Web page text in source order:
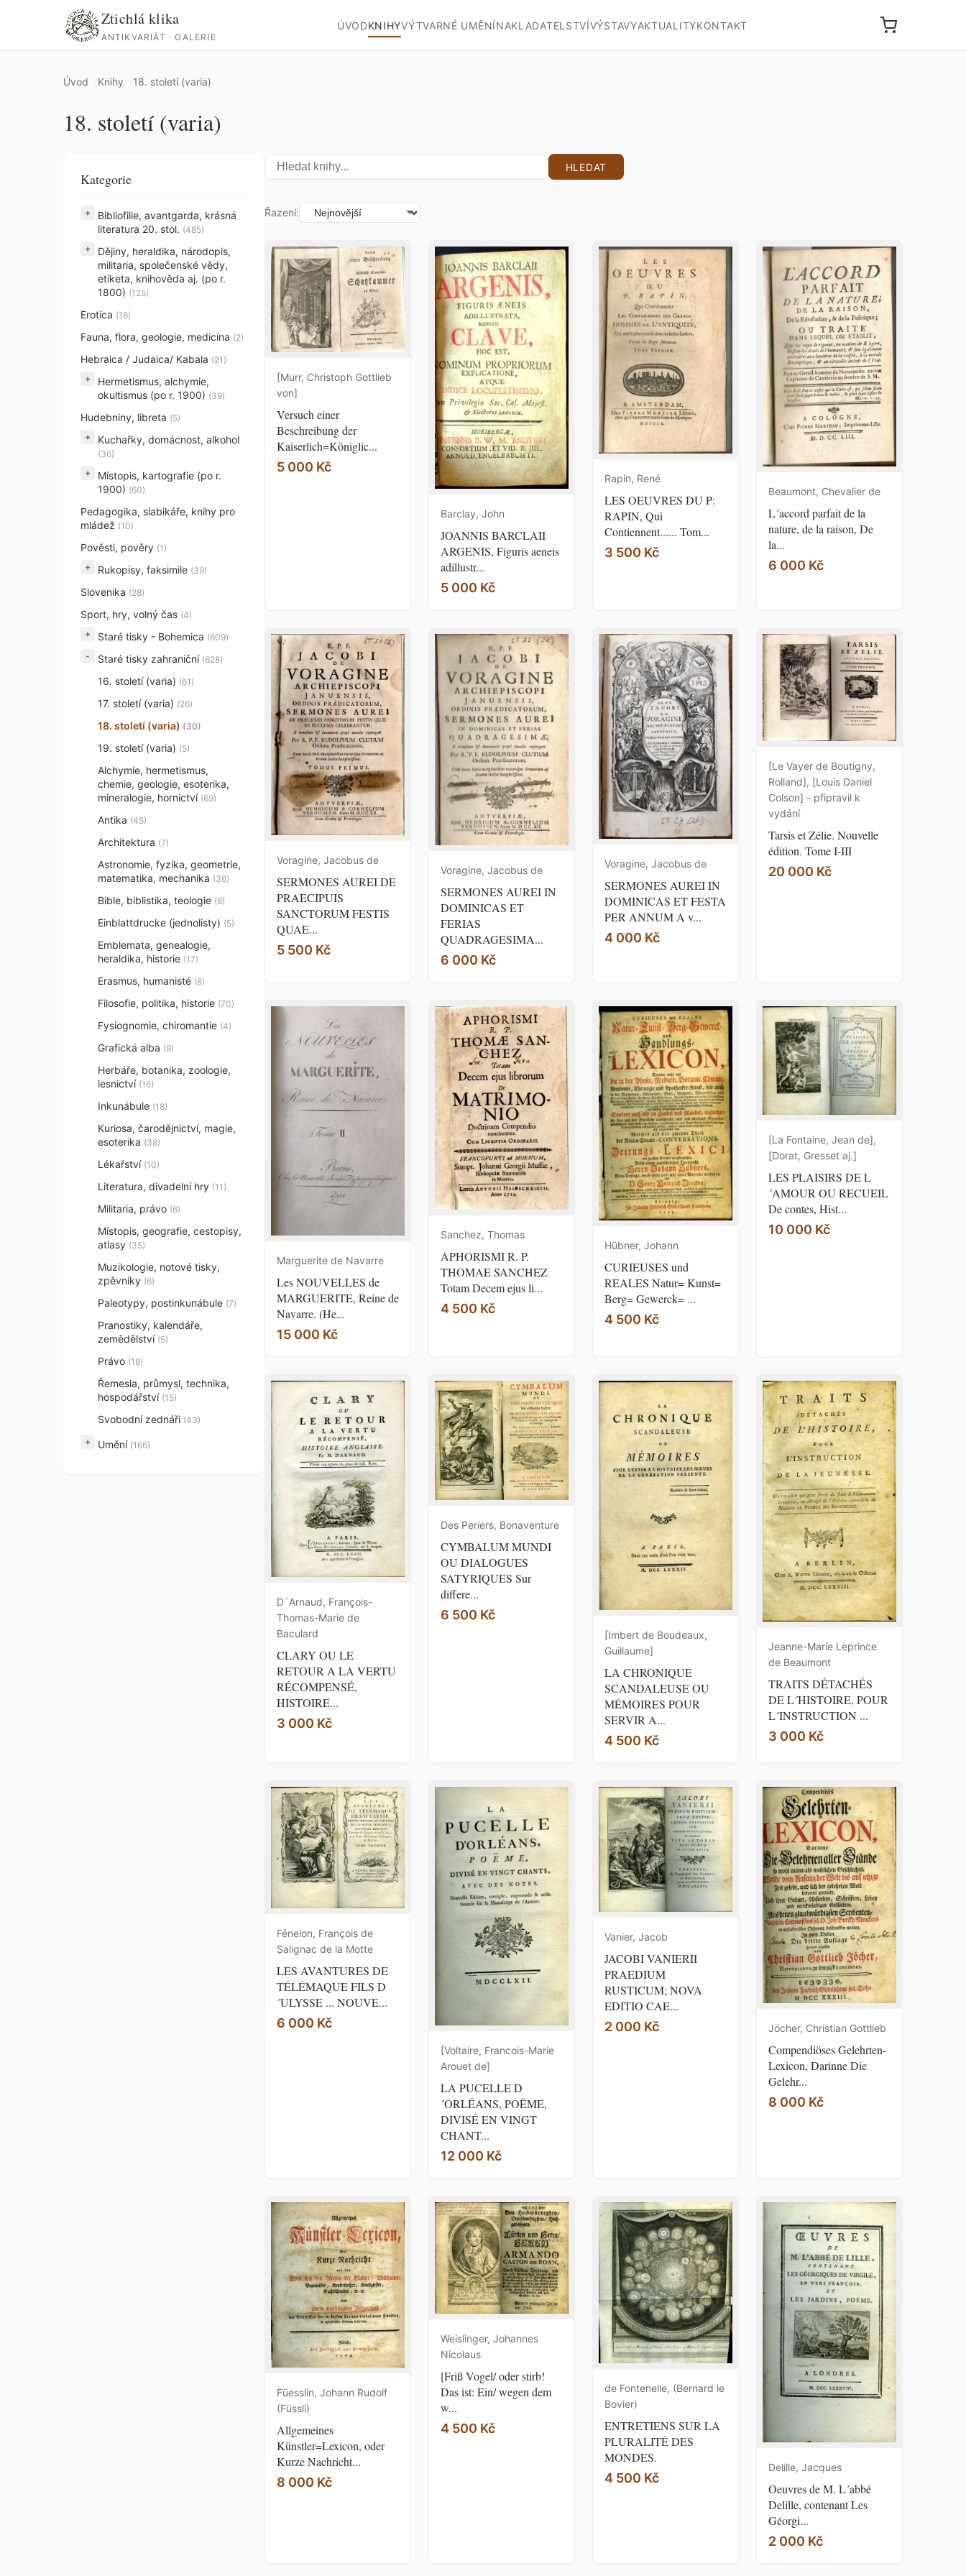
Ztichlá klika
ANTIKVARIÁT · GALERIE
ÚVODKNIHYVÝTVARNÉ UMĚNÍNAKLADATELSTVÍVÝSTAVYAKTUALITYKONTAKT
Úvod Knihy 18. století (varia)
18. století (varia)
Kategorie
+
Bibliofilie, avantgarda, krásná
literatura 20. stol. (485)
+
Dějiny, heraldika, národopis,
militaria, společenské vědy,
etiketa, knihověda aj. (po r.
1800) (125)
Erotica (16)
Fauna, flora, geologie, medicína (2)
Hebraica / Judaica/ Kabala (21)
+
Hermetismus, alchymie,
okultismus (po r. 1900) (39)
Hudebniny, libreta (5)
+
Kuchařky, domácnost, alkohol
(36)
+
Místopis, kartografie (po r.
1900) (60)
Pedagogika, slabikáře, knihy pro
mládež (10)
Pověsti, pověry (1)
+
Rukopisy, faksimile (39)
Slovenika (28)
Sport, hry, volný čas (4)
+
Staré tisky - Bohemica (609)
Staré tisky zahraniční (628)
16. století (varia) (61)
17. století (varia) (26)
18. století (varia) (30)
19. století (varia) (5)
Alchymie, hermetismus,
chemie, geologie, esoterika,
mineralogie, hornictví (69)
Antika (45)
Architektura (7)
Astronomie, fyzika, geometrie,
matematika, mechanika (36)
Bible, biblistika, teologie (8)
Einblattdrucke (jednolisty) (5)
Emblemata, genealogie,
heraldika, historie (17)
Erasmus, humanisté (8)
Filosofie, politika, historie (70)
Fysiognomie, chiromantie (4)
Grafická alba (9)
Herbáře, botanika, zoologie,
lesnictví (16)
Inkunábule (18)
Kuriosa, čarodějnictví, magie,
esoterika (38)
Lékařství (10)
Literatura, divadelní hry (11)
Militaria, právo (6)
Místopis, geografie, cestopisy,
atlasy (35)
Muzikologie, notové tisky,
zpěvníky (6)
Paleotypy, postinkunábule (7)
Pranostiky, kalendáře,
zemědělství (5)
Právo (18)
Řemesla, průmysl, technika,
hospodářství (15)
Svobodní zednáři (43)
+
Umění (166)
HLEDAT
Řazení:
[Murr, Christoph Gottlieb
von]
Versuch einer
Beschreibung der
Kaiserlich=Königlic...
5 000 Kč
Barclay, John
JOANNIS BARCLAII
ARGENIS, Figuris aeneis
adillustr...
5 000 Kč
Rapin, René
LES OEUVRES DU P:
RAPIN, Qui
Contiennent...... Tom...
3 500 Kč
Beaumont, Chevalier de
L´accord parfait de la
nature, de la raison, De
la...
6 000 Kč
Voragine, Jacobus de
SERMONES AUREI DE
PRAECIPUIS
SANCTORUM FESTIS
QUAE...
5 500 Kč
Voragine, Jacobus de
SERMONES AUREI IN
DOMINICAS ET
FERIAS
QUADRAGESIMA...
6 000 Kč
Voragine, Jacobus de
SERMONES AUREI IN
DOMINICAS ET FESTA
PER ANNUM A v...
4 000 Kč
[Le Vayer de Boutigny,
Rolland], [Louis Daniel
Colson] - připravil k
vydání
Tarsis et Zélie. Nouvelle
édition. Tome I-III
20 000 Kč
Marguerite de Navarre
Les NOUVELLES de
MARGUERITE, Reine de
Navarre. (He...
15 000 Kč
Sanchez, Thomas
APHORISMI R. P.
THOMAE SANCHEZ
Totam Decem ejus li...
4 500 Kč
Hübner, Johann
CURIEUSES und
REALES Natur= Kunst=
Berg= Gewerck= ...
4 500 Kč
[La Fontaine, Jean de],
[Dorat, Gresset aj.]
LES PLAISIRS DE L
´AMOUR OU RECUEIL
De contes, Hist...
10 000 Kč
D´Arnaud, François-
Thomas-Marie de
Baculard
CLARY OU LE
RETOUR A LA VERTU
RÉCOMPENSÉ,
HISTOIRE...
3 000 Kč
Des Periers, Bonaventure
CYMBALUM MUNDI
OU DIALOGUES
SATYRIQUES Sur
differe...
6 500 Kč
[Imbert de Boudeaux,
Guillaume]
LA CHRONIQUE
SCANDALEUSE OU
MÉMOIRES POUR
SERVIR A...
4 500 Kč
Jeanne-Marie Leprince
de Beaumont
TRAITS DÉTACHÉS
DE L´HISTOIRE, POUR
L´INSTRUCTION ...
3 000 Kč
Fénelon, François de
Salignac de la Motte
LES AVANTURES DE
TÉLÉMAQUE FILS D
´ULYSSE ... NOUVE...
6 000 Kč
[Voltaire, Francois-Marie
Arouet de]
LA PUCELLE D
´ORLÉANS, POËME,
DIVISÉ EN VINGT
CHANT...
12 000 Kč
Vanier, Jacob
JACOBI VANIERII
PRAEDIUM
RUSTICUM; NOVA
EDITIO CAE...
2 000 Kč
Jöcher, Christian Gottlieb
Compendiöses Gelehrten-
Lexicon, Darinne Die
Gelehr...
8 000 Kč
Füesslin, Johann Rudolf
(Füssli)
Allgemeines
Künstler=Lexicon, oder
Kurze Nachricht...
8 000 Kč
Weislinger, Johannes
Nicolaus
[Friß Vogel/ oder stirb!
Das ist: Ein/ wegen dem
w...
4 500 Kč
de Fontenelle, (Bernard le
Bovier)
ENTRETIENS SUR LA
PLURALITÉ DES
MONDES.
4 500 Kč
Delille, Jacques
Oeuvres de M. L´abbé
Delille, contenant Les
Géorgi...
2 000 Kč